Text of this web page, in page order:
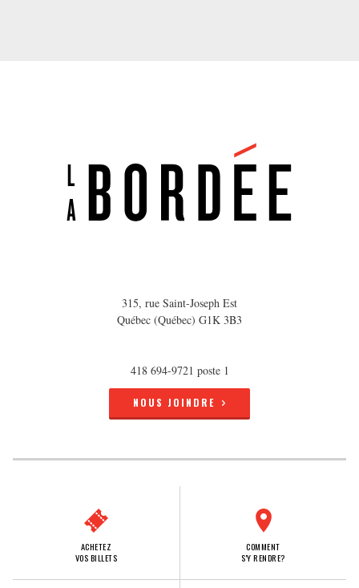
315, rue Saint-Joseph Est
Québec (Québec) G1K 3B3
418 694-9721 poste 1
NOUS JOINDRE
ACHETEZ
VOS BILLETS
COMMENT
S'Y RENDRE?